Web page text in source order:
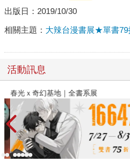
出版日： 2019/10/30
相關主題： 大辣台漫書展★單書79
活動訊息
春光ｘ奇幻基地｜全書系展